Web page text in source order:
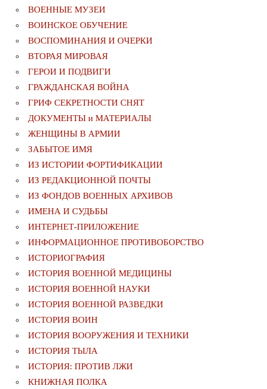
ВОЕННЫЕ МУЗЕИ
ВОИНСКОЕ ОБУЧЕНИЕ
ВОСПОМИНАНИЯ И ОЧЕРКИ
ВТОРАЯ МИРОВАЯ
ГЕРОИ И ПОДВИГИ
ГРАЖДАНСКАЯ ВОЙНА
ГРИФ СЕКРЕТНОСТИ СНЯТ
ДОКУМЕНТЫ и МАТЕРИАЛЫ
ЖЕНЩИНЫ В АРМИИ
ЗАБЫТОЕ ИМЯ
ИЗ ИСТОРИИ ФОРТИФИКАЦИИ
ИЗ РЕДАКЦИОННОЙ ПОЧТЫ
ИЗ ФОНДОВ ВОЕННЫХ АРХИВОВ
ИМЕНА И СУДЬБЫ
ИНТЕРНЕТ-ПРИЛОЖЕНИЕ
ИНФОРМАЦИОННОЕ ПРОТИВОБОРСТВО
ИСТОРИОГРАФИЯ
ИСТОРИЯ ВОЕННОЙ МЕДИЦИНЫ
ИСТОРИЯ ВОЕННОЙ НАУКИ
ИСТОРИЯ ВОЕННОЙ РАЗВЕДКИ
ИСТОРИЯ ВОИН
ИСТОРИЯ ВООРУЖЕНИЯ И ТЕХНИКИ
ИСТОРИЯ ТЫЛА
ИСТОРИЯ: ПРОТИВ ЛЖИ
КНИЖНАЯ ПОЛКА